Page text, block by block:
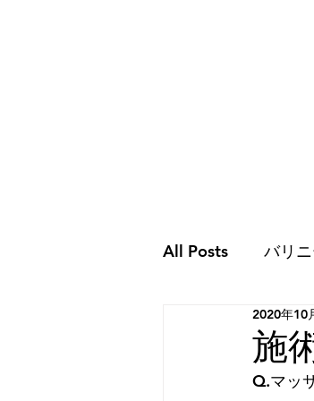
All Posts バリ
ココロのこと
スピリチュア
施
2020年10
Q.マッ